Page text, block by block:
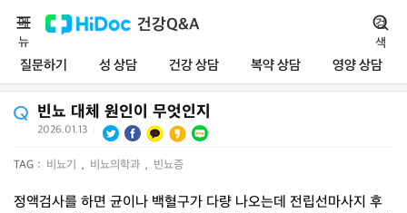
건강Q&A
질문하기 성 상담 건강 상담 복약 상담 영양 상담
메
뉴
검
색
빈뇨 대체 원인이 무엇인지
2026.01.13
TAG : 비뇨기 , 비뇨의학과 , 빈뇨증
정액검사를 하면 균이나 백혈구가 다량 나오는데 전립선마사지 후